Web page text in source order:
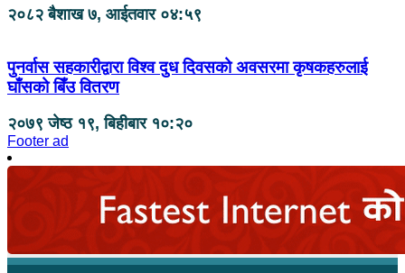
२०८२ बैशाख ७, आईतवार ०४:५९
पुनर्वास सहकारीद्वारा विश्व दुध दिवसको अवसरमा कृषकहरुलाई
घाँसको बिँउ वितरण
२०७९ जेष्ठ १९, बिहीबार १०:२०
Footer ad